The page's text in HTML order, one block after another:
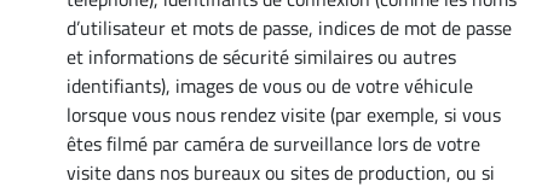
d’utilisateur et mots de passe, indices de mot de passe
et informations de sécurité similaires ou autres
identifiants), images de vous ou de votre véhicule
lorsque vous nous rendez visite (par exemple, si vous
êtes filmé par caméra de surveillance lors de votre
visite dans nos bureaux ou sites de production, ou si